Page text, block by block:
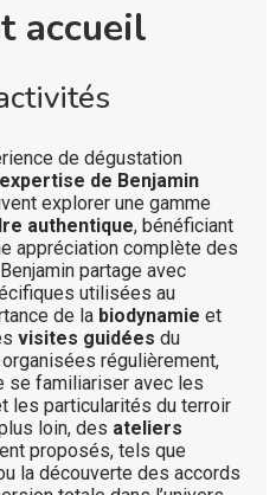
accueil
de dégustation
de Benjamin
explorer une gamme
authentique, bénéficiant
appréciation complète des
partage avec
utilisées au
de la biodynamie et
visites guidées du
régulièrement,
se familiariser avec les
les particularités du terroir
loin, des ateliers
proposés, tels que
la découverte des accords